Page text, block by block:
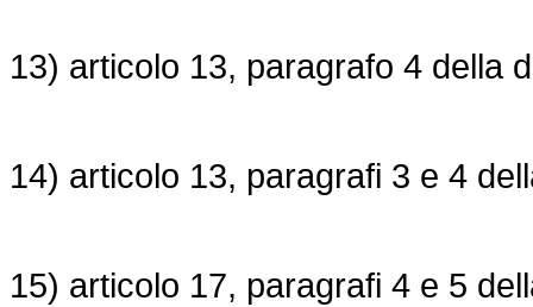
13) articolo 13, paragrafo 4 della
14) articolo 13, paragrafi 3 e 4
15) articolo 17, paragrafi 4 e 5